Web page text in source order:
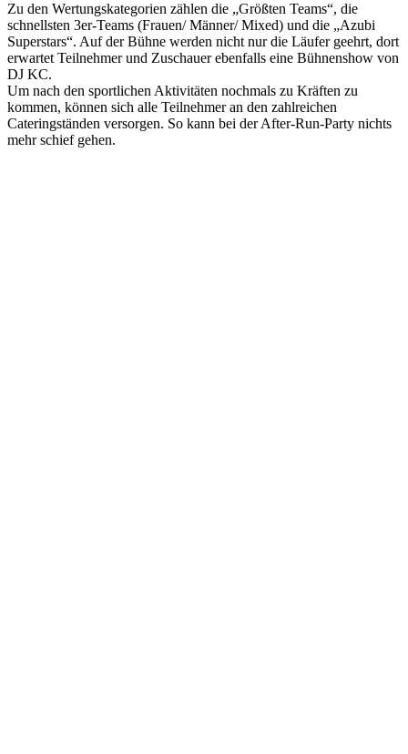
Zu den Wertungskategorien zählen die „Größten Teams“, die
schnellsten 3er-Teams (Frauen/ Männer/ Mixed) und die „Azubi
Superstars“. Auf der Bühne werden nicht nur die Läufer geehrt, dort
erwartet Teilnehmer und Zuschauer ebenfalls eine Bühnenshow von
DJ KC.
Um nach den sportlichen Aktivitäten nochmals zu Kräften zu
kommen, können sich alle Teilnehmer an den zahlreichen
Cateringständen versorgen. So kann bei der After-Run-Party nichts
mehr schief gehen.